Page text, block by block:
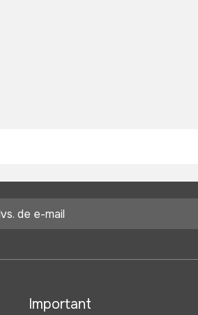
Important